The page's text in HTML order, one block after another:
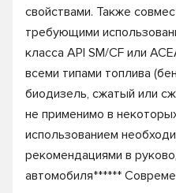
свойствами. Также
требующими
класса API SM/CF или
всеми типами топлива
биодизель, сжатый или
не применимо в
использованием
рекомендациями в
автомобиля******